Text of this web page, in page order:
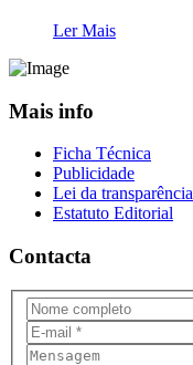
Ler Mais
Mais info
Ficha Técnica
Publicidade
Lei da transparência
Estatuto Editorial
Contacta